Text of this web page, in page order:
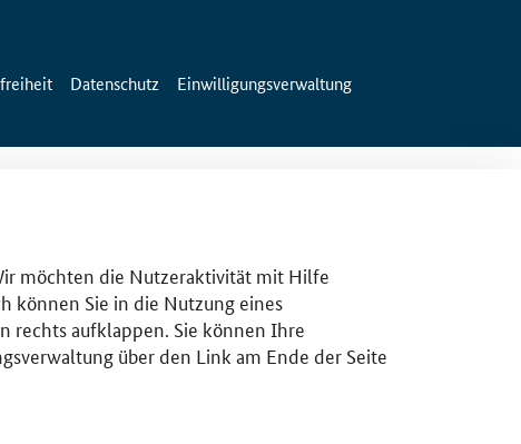
Datenschutz Einwilligungsverwaltung
möchten die Nutzeraktivität mit Hilfe
können Sie in die Nutzung eines
rechts aufklappen. Sie können Ihre
über den Link am Ende der Seite